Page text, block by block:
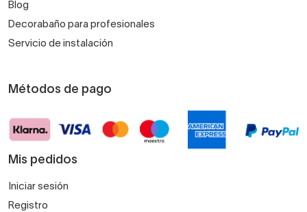
Blog
Decorabaño para profesionales
Servicio de instalación
Métodos de pago
Mis pedidos
Iniciar sesión
Registro